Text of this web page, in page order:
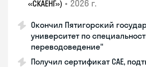
«СКАЕНГ») • 2026 г.
Окончил Пятигорский
университет по
переводоведение"
Получил сертификат CAE,